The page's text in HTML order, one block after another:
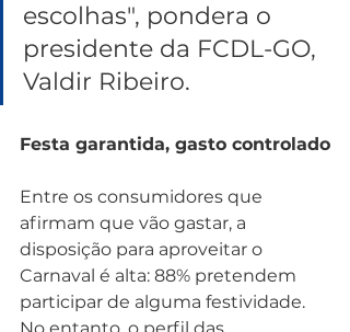
escolhas", pondera o
presidente da FCDL-GO,
Valdir Ribeiro.
Festa garantida, gasto controlado
Entre os consumidores que
afirmam que vão gastar, a
disposição para aproveitar o
Carnaval é alta: 88% pretendem
participar de alguma festividade.